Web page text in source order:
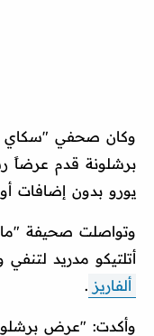
وكان صحفي "سكاي
يورو بدون إضافات
وتواصلت صحيفة
أتلتيكو مدريد
ألفاريز .
وأكدت: "عرض